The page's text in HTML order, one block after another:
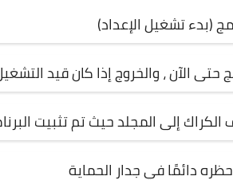
(بدء تشغيل الإعداد)
حتى الآن ، والخروج إذا كان قيد
إلى المجلد حيث تم تثبيت
دائمًا في جدار الحماية